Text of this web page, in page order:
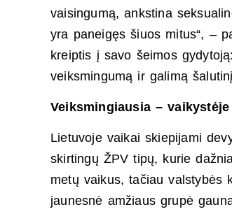
vaisingumą, ankstina
yra paneigęs šiuos mitus“, –
kreiptis į savo šeimos
veiksmingumą ir galimą
Veiksmingiausia – vaikystėje
Lietuvoje vaikai skiepijami
skirtingų ŽPV tipų, kurie
metų vaikus, tačiau valstybės
jaunesnė amžiaus grupė